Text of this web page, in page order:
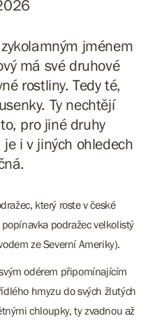
jménem
má své druhové
rostliny. Tedy té,
Ty nechtějí
pro jiné druhy
i v jiných ohledech
který roste v české
podražec velkolistý
ze Severní Ameriky).
odérem připomínajícím
hmyzu do svých žlutých
chloupky, ty zvadnou až